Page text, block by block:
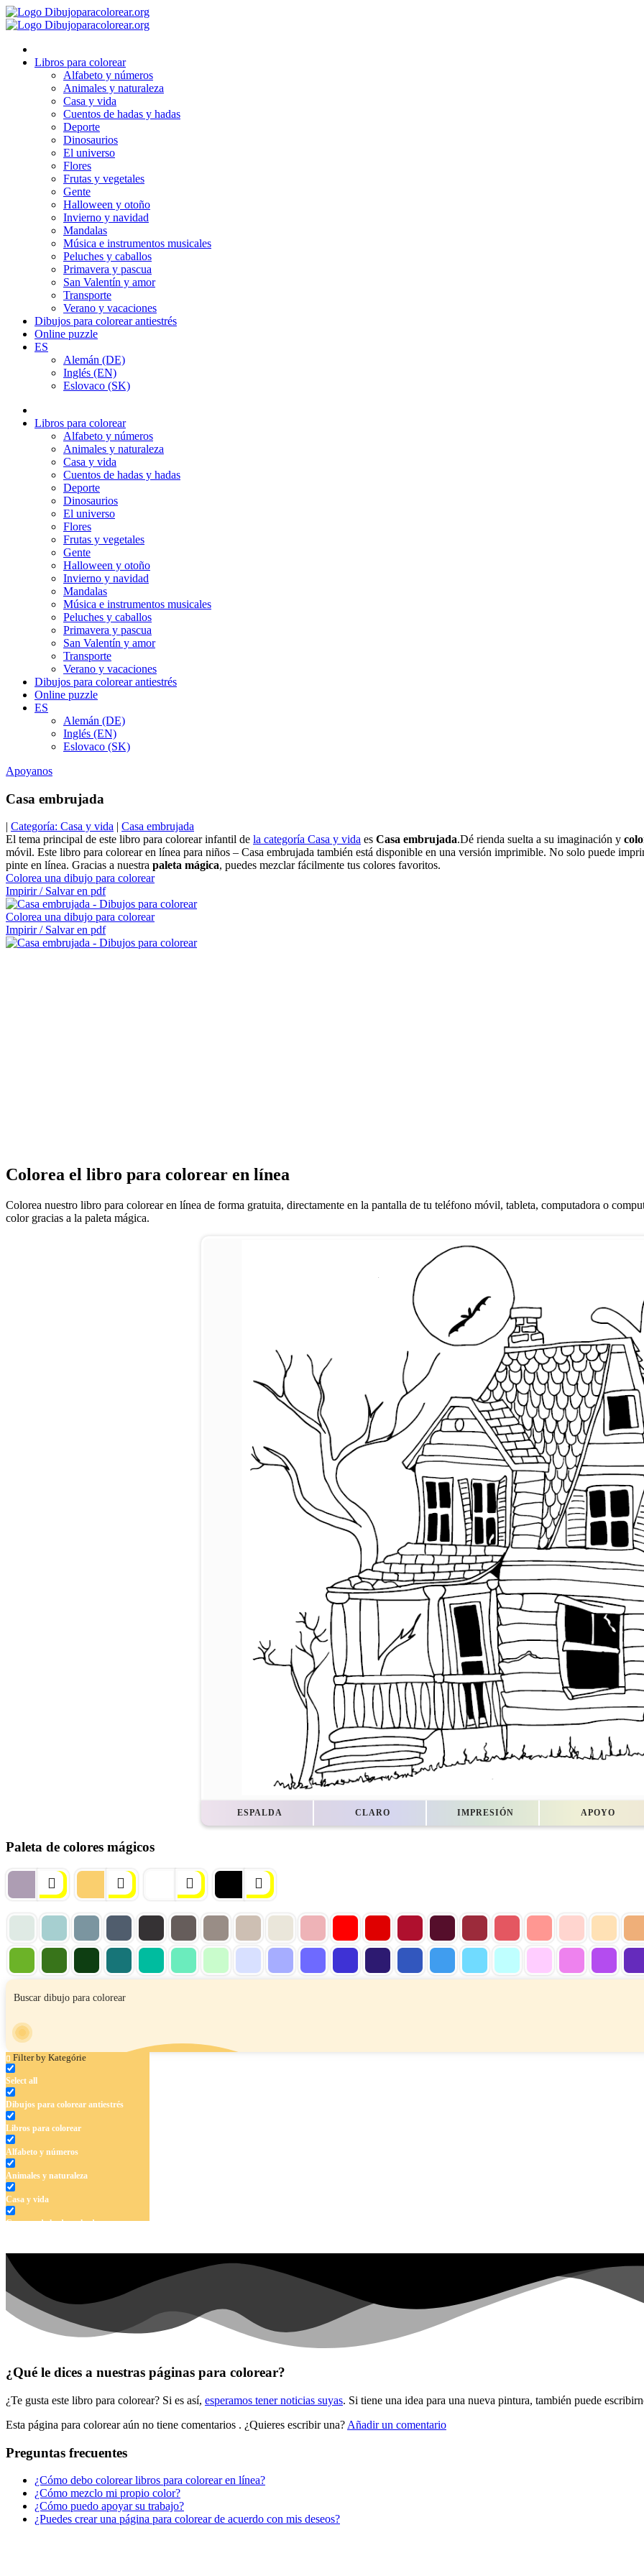
Ir
al
Libros para colorear
Alfabeto y números
Animales y naturaleza
Casa y vida
Cuentos de hadas y hadas
Deporte
Dinosaurios
El universo
Flores
Frutas y vegetales
Gente
Halloween y otoño
Invierno y navidad
Mandalas
Música e instrumentos musicales
Peluches y caballos
Primavera y pascua
San Valentín y amor
Transporte
Verano y vacaciones
Dibujos para colorear antiestrés
Online puzzle
ES
Alemán (DE)
Inglés (EN)
Eslovaco (SK)
Libros para colorear
Alfabeto y números
Animales y naturaleza
Casa y vida
Cuentos de hadas y hadas
Deporte
Dinosaurios
El universo
Flores
Frutas y vegetales
Gente
Halloween y otoño
Invierno y navidad
Mandalas
Música e instrumentos musicales
Peluches y caballos
Primavera y pascua
San Valentín y amor
Transporte
Verano y vacaciones
Dibujos para colorear antiestrés
Online puzzle
ES
Alemán (DE)
Inglés (EN)
Eslovaco (SK)
Apoyanos
Casa embrujada
| Categoría: Casa y vida | Casa embrujada
El tema principal de este libro para colorear infantil de la categoría Casa y vida es Casa embrujada.Dé rienda suelta a su imaginación y
móvil. Este libro para colorear en línea para niños – Casa embrujada también está disponible en una versión imprimible. No solo puede
pinte en línea. Gracias a nuestra paleta mágica, puedes mezclar fácilmente tus colores favoritos.
Colorea una dibujo para colorear
Impirir / Salvar en pdf
Colorea una dibujo para colorear
Impirir / Salvar en pdf
Colorea el libro para colorear en línea
Colorea nuestro libro para colorear en línea de forma gratuita, directamente en la pantalla de tu teléfono móvil, tableta, computadora o
color gracias a la paleta mágica.
ESPALDA CLARO IMPRESIÓN APOYO
Paleta de colores mágicos
Filter by Kategórie
Select all
Dibujos para colorear antiestrés
Libros para colorear
Alfabeto y números
Animales y naturaleza
Casa y vida
Cuentos de hadas y hadas
Dinosaurios
El universo
Flores
Música e instrumentos musicales
Peluches y caballos
Primavera y pascua
¿Qué le dices a nuestras páginas para colorear?
¿Te gusta este libro para colorear? Si es así, esperamos tener noticias suyas. Si tiene una idea para una nueva pintura, también puede
Esta página para colorear aún no tiene comentarios . ¿Quieres escribir una? Añadir un comentario
Preguntas frecuentes
¿Cómo debo colorear libros para colorear en línea?
¿Cómo mezclo mi propio color?
¿Cómo puedo apoyar su trabajo?
¿Puedes crear una página para colorear de acuerdo con mis deseos?